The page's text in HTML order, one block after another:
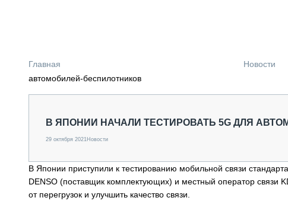
ОБЗОР РЫНКА
ГРУЗОПЕРЕВОЗКИ
ИСПЫТАТЕЛИ
ТЕХНОЛОГИИ
ДОРОЖНАЯ ИНДУСТРИЯ
СЕРВИСМЕНЫ
Главная Новости
автомобилей-беспилотников
В ЯПОНИИ НАЧАЛИ ТЕСТИРОВАТЬ 5G ДЛЯ
29 октября 2021Новости
В Японии приступили к тестированию мобильной связи
DENSO (поставщик комплектующих) и местный оператор связи
от перегрузок и улучшить качество связи.